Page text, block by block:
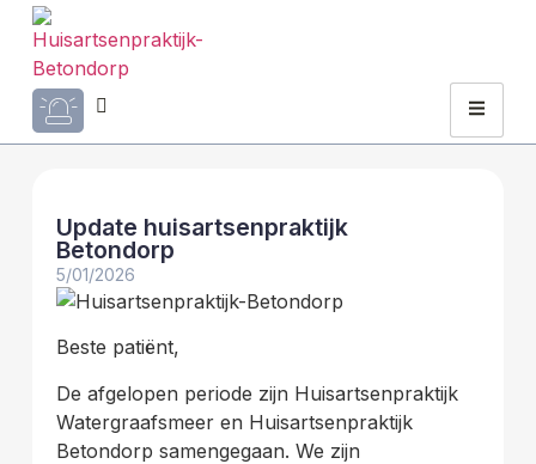
Update huisartsenpraktijk
Betondorp
5/01/2026
Beste patiënt,
De afgelopen periode zijn Huisartsenpraktijk
Watergraafsmeer en Huisartsenpraktijk
Betondorp samengegaan. We zijn